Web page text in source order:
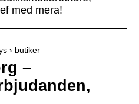
med mera!
› butiker
–